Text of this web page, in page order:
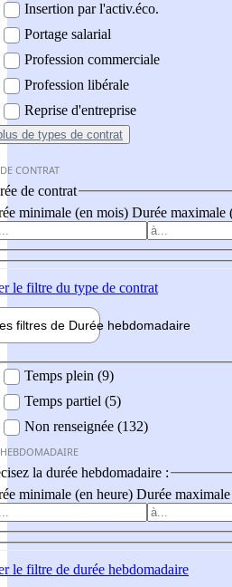
Insertion par l'activ.éco.
Portage salarial
Profession commerciale
Profession libérale
Reprise d'entreprise
de types de contrat
CONTRAT
de contrat
minimale (en mois) Durée maximale
le filtre du type de contrat
filtres de Durée hebdomadaire
Temps plein (9)
Temps partiel (5)
Non renseignée (132)
la durée hebdomadaire :
minimale (en heure) Durée
le filtre de durée hebdomadaire